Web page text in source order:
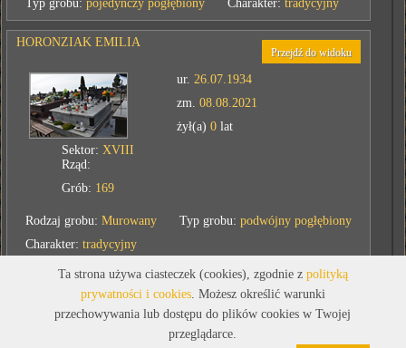
Typ grobu:pojedynczy pogłębiony Charakter:tradycyjny
HORONZIAK EMILIA
Przejdź do widoku
ur.26.07.1934
zm.08.08.2021
żył(a)0 lat
Sektor:XVIII
Rząd:
Grób: 169
Rodzaj grobu:Murowany Typ grobu:podwójny pogłębiony
Charakter:tradycyjny
PRZETAK KRZYSZTOF
Przejdź do widoku
ur.15.05.1957
zm. 08.08.2024
Ta strona używa ciasteczek (cookies), zgodnie z polityką
prywatności i cookies. Możesz określić warunki
przechowywania lub dostępu do plików cookies w Twojej
przeglądarce.